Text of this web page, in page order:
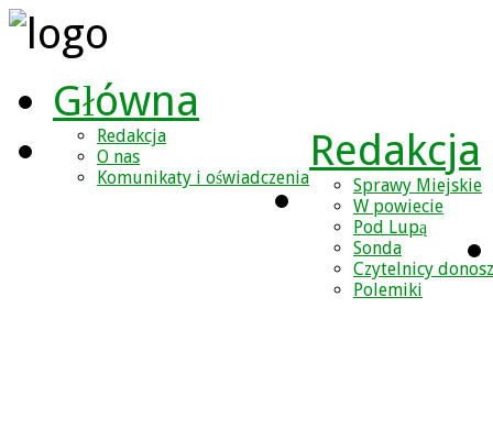
Główna
Redakcja
Redakcja
O nas
Komunikaty i oświadczenia
Sprawy Miejskie
W powiecie
Pod Lupą
Sonda
Czytelnicy
Polemiki